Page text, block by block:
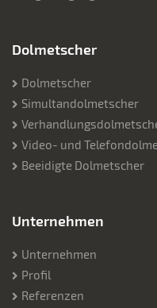
Dolmetscher
Dolmetscher
Simultandolmetscher
Video- und
Beeidigte Dolmetscher
Unternehmen
Unternehmen
Profil
Referenzen